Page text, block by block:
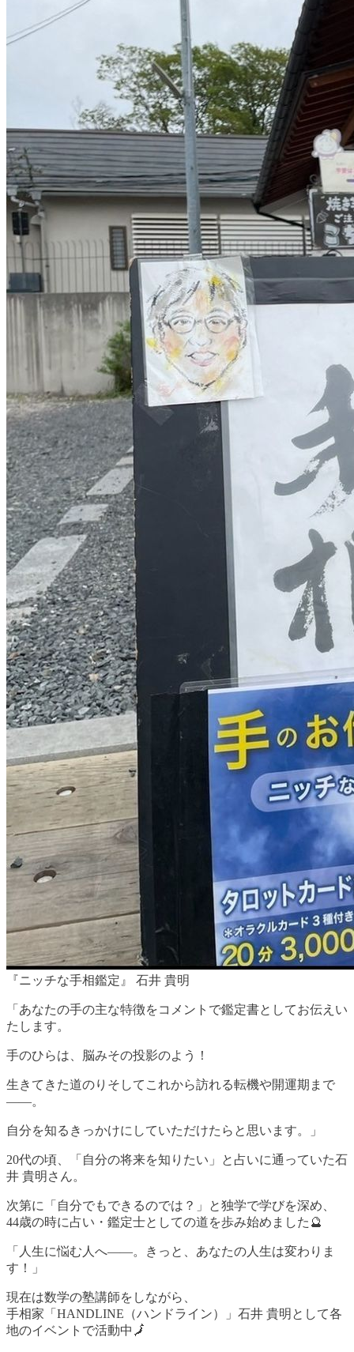
『ニッチな手相鑑定』 石井 貴明
「あなたの手の主な特徴をコメントで鑑定書としてお伝えい
たします。
手のひらは、脳みその投影のよう！
生きてきた道のりそしてこれから訪れる転機や開運期まで
――。
自分を知るきっかけにしていただけたらと思います。」
20代の頃、「自分の将来を知りたい」と占いに通っていた石
井 貴明さん。
次第に「自分でもできるのでは？」と独学で学びを深め、
44歳の時に占い・鑑定士としての道を歩み始めました🔮
「人生に悩む人へ――。きっと、あなたの人生は変わりま
す！」
現在は数学の塾講師をしながら、
手相家「HANDLINE（ハンドライン）」石井 貴明として各
地のイベントで活動中🗾